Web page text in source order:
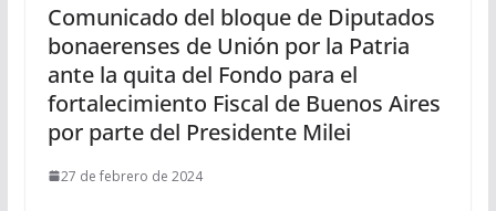
Comunicado del bloque de Diputados
bonaerenses de Unión por la Patria
ante la quita del Fondo para el
fortalecimiento Fiscal de Buenos Aires
por parte del Presidente Milei
27 de febrero de 2024